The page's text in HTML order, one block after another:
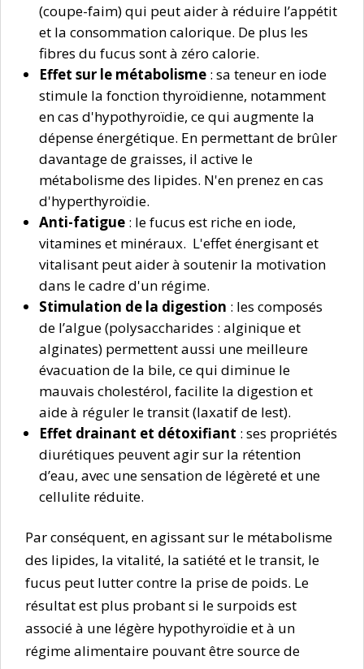
(coupe-faim) qui peut aider à réduire l’appétit
et la consommation calorique. De plus les
fibres du fucus sont à zéro calorie.
Effet sur le métabolisme : sa teneur en iode
stimule la fonction thyroïdienne, notamment
en cas d'hypothyroïdie, ce qui augmente la
dépense énergétique. En permettant de brûler
davantage de graisses, il active le
métabolisme des lipides. N'en prenez en cas
d'hyperthyroïdie.
Anti-fatigue : le fucus est riche en iode,
vitamines et minéraux. L'effet énergisant et
vitalisant peut aider à soutenir la motivation
dans le cadre d'un régime.
Stimulation de la digestion : les composés
de l’algue (polysaccharides : alginique et
alginates) permettent aussi une meilleure
évacuation de la bile, ce qui diminue le
mauvais cholestérol, facilite la digestion et
aide à réguler le transit (laxatif de lest).
Effet drainant et détoxifiant : ses propriétés
diurétiques peuvent agir sur la rétention
d’eau, avec une sensation de légèreté et une
cellulite réduite.
Par conséquent, en agissant sur le métabolisme
des lipides, la vitalité, la satiété et le transit, le
fucus peut lutter contre la prise de poids. Le
résultat est plus probant si le surpoids est
associé à une légère hypothyroïdie et à un
régime alimentaire pouvant être source de